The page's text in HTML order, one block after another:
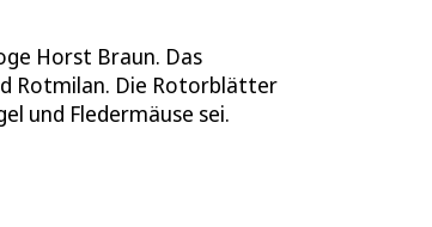
Horst Braun. Das
Rotmilan. Die Rotorblätter
und Fledermäuse sei.